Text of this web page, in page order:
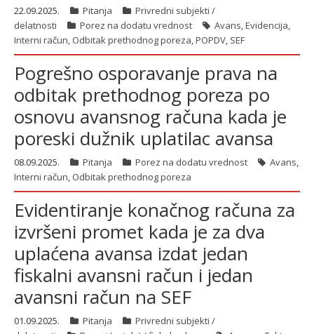
22.09.2025. Pitanja
Privredni subjekti /
delatnosti
Porez na dodatu vrednost Avans,Evidencija,
Interni račun, Odbitak prethodnog poreza,POPDV, SEF
Pogrešno osporavanje prava na
odbitak prethodnog poreza po
osnovu avansnog računa kada je
poreski dužnik uplatilac avansa
08.09.2025. Pitanja Porez na dodatu vrednost Avans,
Interni račun, Odbitak prethodnog poreza
Evidentiranje konačnog računa za
izvršeni promet kada je za dva
uplaćena avansa izdat jedan
fiskalni avansni račun i jedan
avansni račun na SEF
01.09.2025. Pitanja
Privredni subjekti /